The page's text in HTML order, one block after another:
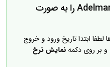
Adelmar Hotel Istanbul را به صورت
ابتدا تاریخ ورود و خروج
بر روی دکمهنمایش نرخ